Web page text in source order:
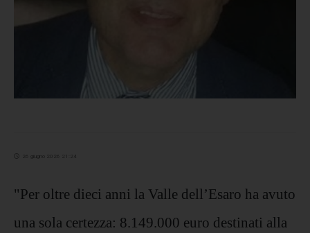
26 giugno 2026 21:24
"Per oltre dieci anni la Valle dell’Esaro ha avuto
una sola certezza: 8.149.000 euro destinati alla